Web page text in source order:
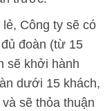
Công ty sẽ có
đoàn (từ 15
sẽ khởi hành
dưới 15 khách,
sẽ thỏa thuận